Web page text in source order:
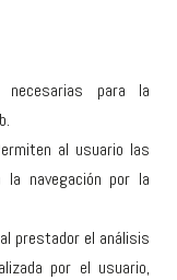
para la
al usuario las
navegación por la
prestador el análisis
por el usuario,